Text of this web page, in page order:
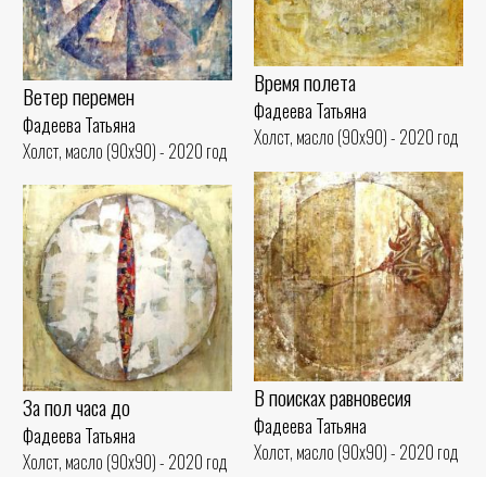
Время полета
Фадеева Татьяна
Холст, масло (90x90) - 2020 год
Ветер перемен
Фадеева Татьяна
Холст, масло (90x90) - 2020 год
В поисках равновесия
Фадеева Татьяна
Холст, масло (90x90) - 2020 год
За пол часа до
Фадеева Татьяна
Холст, масло (90x90) - 2020 год